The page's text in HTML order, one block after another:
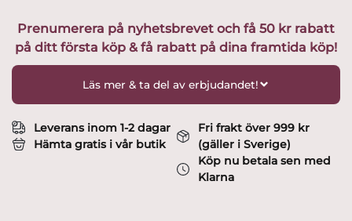
Cocktail
glas
Prenumerera på nyhetsbrevet och få 50 kr rabatt
på ditt första köp & få rabatt på dina framtida köp!
Läs mer & ta del av erbjudandet!
Leverans inom 1-2 dagar
Hämta gratis i vår butik
Fri frakt över 999 kr
(gäller i Sverige)
Köp nu betala sen med
Klarna